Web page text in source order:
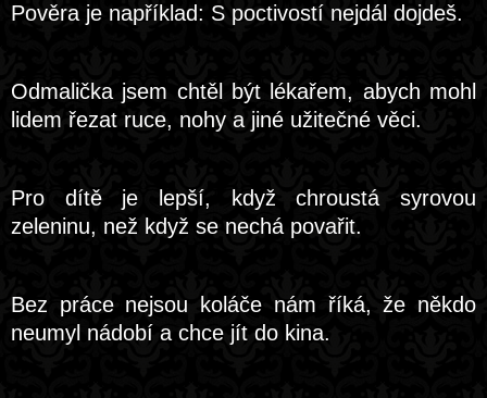
Pověra je například: S poctivostí nejdál dojdeš.
Odmalička jsem chtěl být lékařem, abych mohl
lidem řezat ruce, nohy a jiné užitečné věci.
Pro dítě je lepší, když chroustá syrovou
zeleninu, než když se nechá povařit.
Bez práce nejsou koláče nám říká, že někdo
neumyl nádobí a chce jít do kina.